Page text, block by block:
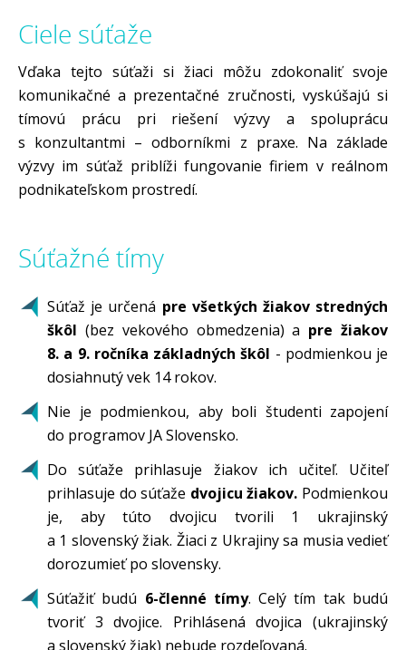
Ciele súťaže
Vďaka tejto súťaži si žiaci môžu zdokonaliť svoje
komunikačné a prezentačné zručnosti, vyskúšajú si
tímovú prácu pri riešení výzvy a spoluprácu
s konzultantmi – odborníkmi z praxe. Na základe
výzvy im súťaž priblíži fungovanie firiem v reálnom
podnikateľskom prostredí.
Súťažné tímy
Súťaž je určená pre všetkých žiakov stredných
škôl (bez vekového obmedzenia) a pre žiakov
8. a 9. ročníka základných škôl - podmienkou je
dosiahnutý vek 14 rokov.
Nie je podmienkou, aby boli študenti zapojení
do programov JA Slovensko.
Do súťaže prihlasuje žiakov ich učiteľ. Učiteľ
prihlasuje do súťaže dvojicu žiakov. Podmienkou
je, aby túto dvojicu tvorili 1 ukrajinský
a 1 slovenský žiak. Žiaci z Ukrajiny sa musia vedieť
dorozumieť po slovensky.
Súťažiť budú 6-členné tímy. Celý tím tak budú
tvoriť 3 dvojice. Prihlásená dvojica (ukrajinský
a slovenský žiak) nebude rozdeľovaná.